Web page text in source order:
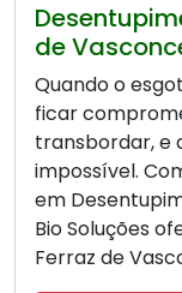
de
Quando o
ficar
transbordar, e
impossível.
em
Bio Soluções
Ferraz de